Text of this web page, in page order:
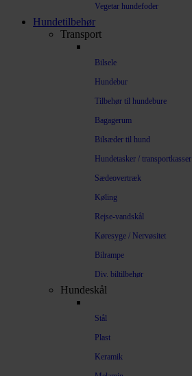
Vegetar hundefoder
Hundetilbehør
Transport
Bilsele
Hundebur
Tilbehør til hundebure
Bagagerum
Bilsæder til hund
Hundetasker / transportkasser
Sædeovertræk
Køling
Rejse-vandskål
Køresyge / Nervøsitet
Bilrampe
Div. biltilbehør
Hundeskål
Stål
Plast
Keramik